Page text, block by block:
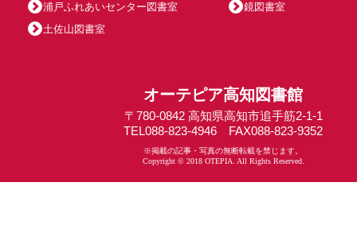
浦戸ふれあいセンター図書室
鏡図書室
土佐山図書室
オーテピア高知図書館
〒780-0842 高知県高知市追手筋2-1-1
TEL088-823-4946 FAX088-823-9352
※掲載の記事・写真の無断転載を禁じます。
Copyright © 2018 OTEPIA. All Rights Reserved.